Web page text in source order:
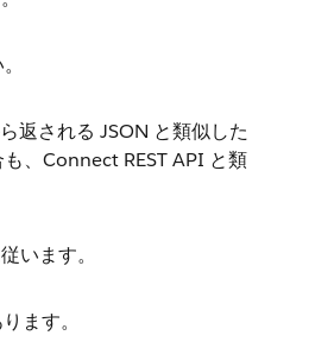
返される JSON と類似した
、Connect REST API と類
います。
ます。